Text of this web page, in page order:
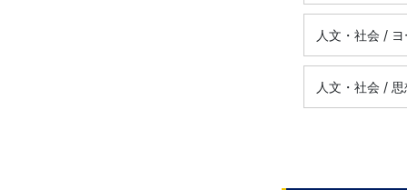
人文・社会 /
人文・社会 /